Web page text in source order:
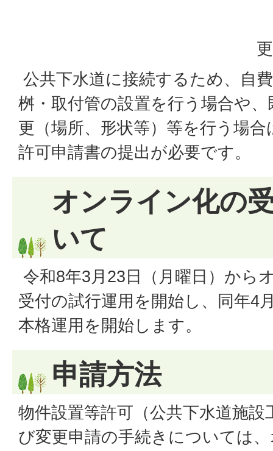
公共下水道に接続するため、自
桝・取付管の設置を行う場合や
更（場所、形状等）等を行う場
許可申請書の提出が必要です。
オンライン化の
いて
令和8年3月23日（月曜日）から
受付の試行運用を開始し、同年4
本格運用を開始します。
申請方法
物件設置等許可（公共下水道施設
び変更申請の手続きについては